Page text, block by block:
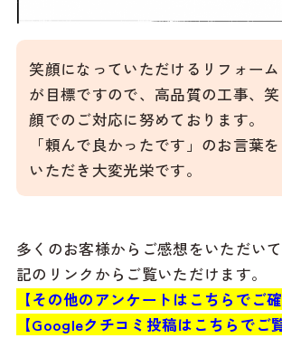
笑顔になっていただけるリフォーム
が目標ですので、高品質の工事、笑
顔でのご対応に努めております。
「頼んで良かったです」のお言葉を
いただき大変光栄です。
多くのお客様からご感想をいただい
記のリンクからご覧いただけます。
【その他のアンケートはこちらでご
【Googleクチコミ投稿はこちらでご